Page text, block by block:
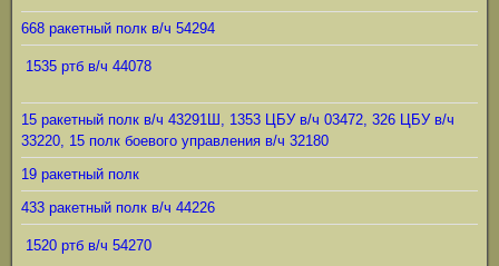
668 ракетный полк в/ч 54294
1535 ртб в/ч 44078
15 ракетный полк в/ч 43291Ш, 1353 ЦБУ в/ч 03472, 326 ЦБУ в/ч
33220, 15 полк боевого управления в/ч 32180
19 ракетный полк
433 ракетный полк в/ч 44226
1520 ртб в/ч 54270